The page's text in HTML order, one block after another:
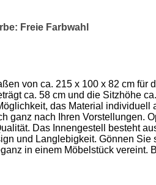
Freie Farbwahl
von ca. 215 x 100 x 82 cm für
ca. 58 cm und die Sitzhöhe
das Material
ganz nach Ihren Vorstellungen.
Das Innengestell besteht
und Langlebigkeit. Gönnen
in einem Möbelstück